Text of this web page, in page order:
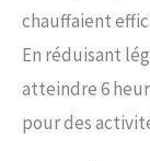
chauffaient
En réduisant
atteindre 6
pour des